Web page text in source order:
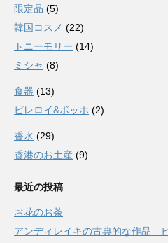
限定品 (5)
韓国コスメ (22)
トニーモリー (14)
ミシャ (8)
食器 (13)
ビレロイ&ボッホ (2)
香水 (29)
香港のお土産 (9)
最近の投稿
お花のお茶
アンディレイキの古典的な作品